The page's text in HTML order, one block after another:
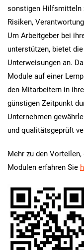
sonstigen Hilfsmitteln
Risiken,
Um Arbeitgeber bei
unterstützen, bietet
Unterweisungen an.
Module auf einer
den Mitarbeitern in
günstigen Zeitpunkt
Unternehmen
und qualitätsgeprüft
Mehr zu den
Modulen erfahren Sie